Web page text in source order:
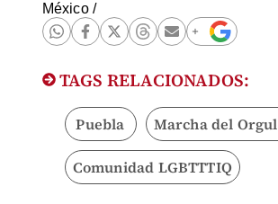
México/
TAGS RELACIONADOS:
Puebla Marcha del
Comunidad LGBTTTIQ